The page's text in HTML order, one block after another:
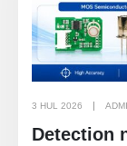
3 HUL 2026
Detection